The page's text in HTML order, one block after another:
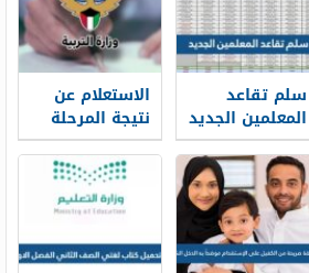
سلم تقاعد
المعلمين الجديد
1448
الاستعلام عن
نتيجة المرحلة
المتوسطة
بالرقم المدني
في الكويت